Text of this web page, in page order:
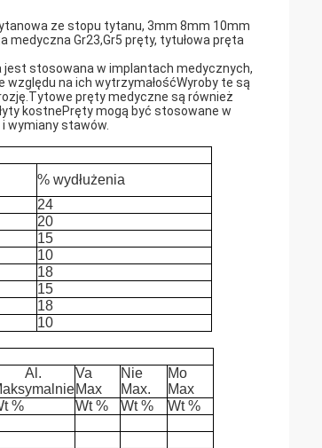
ze stopu tytanu, 3mm 8mm 10mm
Gr23,Gr5 pręty, tytułowa pręta
jest stosowana w implantach medycznych,
na ich wytrzymałośćWyroby te są
pręty medyczne są również
kostnePręty mogą być stosowane w
wymiany stawów.
% wydłużenia
24
20
15
10
18
15
18
10
Al.
Va
Max
Nie
Max.
Mo
Max
% Wt % Wt %
Wt %